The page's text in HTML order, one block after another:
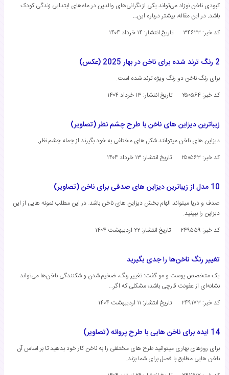
کبودی ناخن نوزاد می‌تواند یکی از نگرانی‌های والدین در ماه‌های ابتدایی زندگی کودک
باشد. در این مقاله، بیشتر درباره این…
کد خبر: ۳۴۶۲۳
تاریخ انتشار: ۱۴ خرداد ۱۴۰۴
2 رنگ ترند شده برای ناخن در بهار 2025 (عکس)
برای رنگ ناخن دو رنگ ویژه ترند شده است.
کد خبر: ۲۵۰۵۶۴
تاریخ انتشار: ۱۳ خرداد ۱۴۰۴
زیباترین دیزاین های ناخن با طرح چشم نظر (تصاویر)
دیزاین های ناخن میتوانند شکل های مختلفی به خود بگیرند از جمله چشم نظر.
کد خبر: ۲۵۰۵۶۳
تاریخ انتشار: ۱۳ خرداد ۱۴۰۴
10 مدل از زیباترین دیزاین های صدفی برای ناخن (تصاویر)
صدف و دریا میتواند الهام بخش دیزاین های ناخن باشد. در این مطلب نمونه هایی از این
دیزاین را ببینید.
کد خبر: ۲۴۹۵۵۹
تاریخ انتشار: ۲۲ اردیبهشت ۱۴۰۴
تغییر رنگ ناخن‌ها را جدی بگیرید
یک متخصص پوست و مو گفت: تغییر رنگ، ضخیم شدن و شکنندگی ناخن‌ها می‌تواند
نشانه‌ای از عفونت قارچی باشد؛ مشکلی که اگر…
کد خبر: ۲۴۹۱۷۳
تاریخ انتشار: ۱۱ اردیبهشت ۱۴۰۴
14 ایده برای ناخن هایی با طرح پروانه (تصاویر)
برای روزهای بهاری میتوانید طرح های مختلفی را به ناخن کار خود بدهید تا بر اساس آن
ناخن هایی مطابق با فصل برای شما بزند.